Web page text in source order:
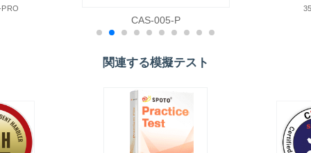
CAS-005-P
関連する模擬テスト